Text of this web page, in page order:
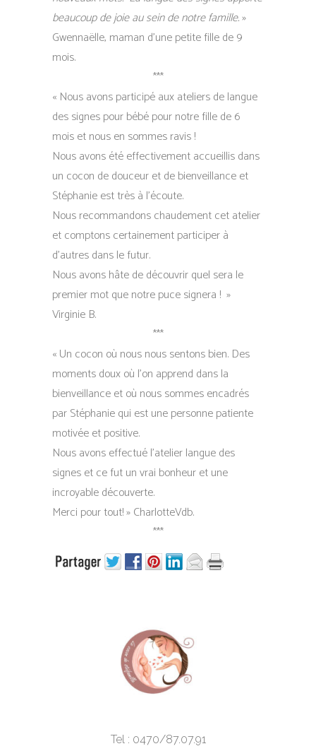
beaucoup de joie au sein de notre famille.»
Gwennaëlle, maman d’une petite fille de 9
mois.
***
« Nous avons participé aux ateliers de langue
des signes pour bébé pour notre fille de 6
mois et nous en sommes ravis !
Nous avons été effectivement accueillis dans
un cocon de douceur et de bienveillance et
Stéphanie est très à l’écoute.
Nous recommandons chaudement cet atelier
et comptons certainement participer à
d’autres dans le futur.
Nous avons hâte de découvrir quel sera le
premier mot que notre puce signera ! »
Virginie B.
***
« Un cocon où nous nous sentons bien. Des
moments doux où l’on apprend dans la
bienveillance et où nous sommes encadrés
par Stéphanie qui est une personne patiente
motivée et positive.
Nous avons effectué l’atelier langue des
signes et ce fut un vrai bonheur et une
incroyable découverte.
Merci pour tout! » CharlotteVdb.
***
Tel : 0470/87.07.91